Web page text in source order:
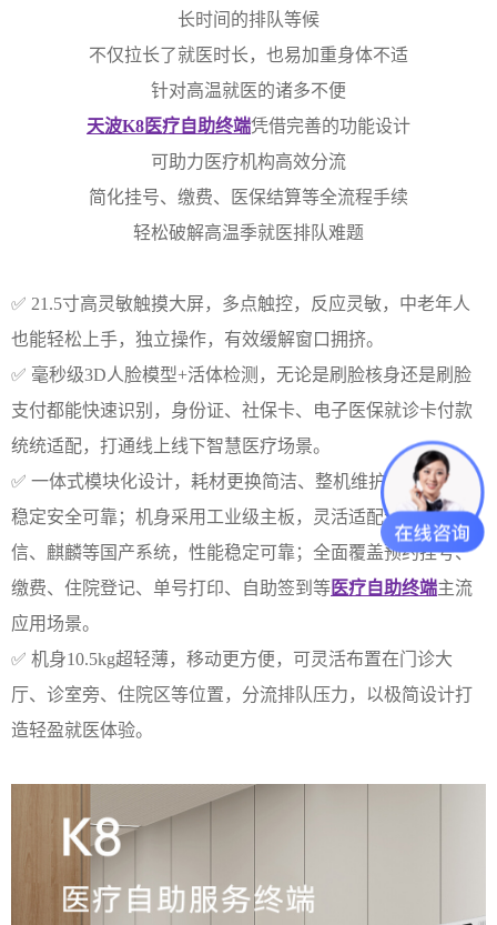
长时间的排队等候
不仅拉长了就医时长，也易加重身体不适
针对高温就医的诸多不便
天波K8医疗自助终端凭借完善的功能设计
可助力医疗机构高效分流
简化挂号、缴费、医保结算等全流程手续
轻松破解高温季就医排队难题
✅ 21.5寸高灵敏触摸大屏，多点触控，反应灵敏，中老年人
也能轻松上手，独立操作，有效缓解窗口拥挤。
✅ 毫秒级3D人脸模型+活体检测，无论是刷脸核身还是刷脸
支付都能快速识别，身份证、社保卡、电子医保就诊卡付款
统统适配，打通线上线下智慧医疗场景。
✅ 一体式模块化设计，耗材更换简洁、整机维护简单，使用
稳定安全可靠；机身采用工业级主板，灵活适配鸿蒙、统
信、麒麟等国产系统，性能稳定可靠；全面覆盖预约挂号、
缴费、住院登记、单号打印、自助签到等医疗自助终端主流
应用场景。
✅ 机身10.5kg超轻薄，移动更方便，可灵活布置在门诊大
厅、诊室旁、住院区等位置，分流排队压力，以极简设计打
造轻盈就医体验。